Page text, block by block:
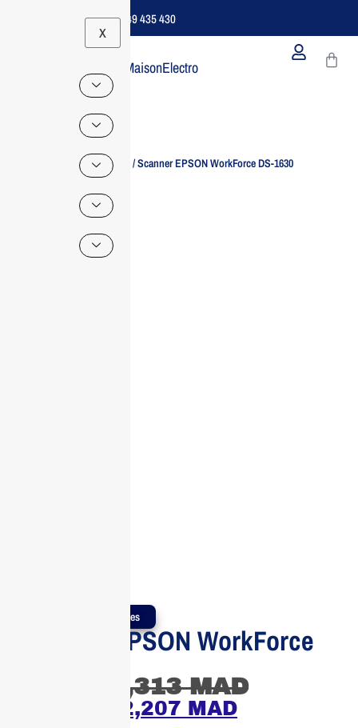
Support B2B Dédié | 06 49 435 430
X
MaisonElectro
Home /Scanner / Scanner EPSON WorkForce DS-1630
Produits Authentiques
Scanner EPSON WorkForce
3,313MAD
2,207 MAD